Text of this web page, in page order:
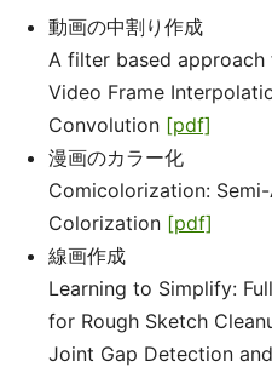
動画の中割り作成
A filter based approach
Video Frame
Convolution [pdf]
漫画のカラー化
Comicolorization:
Colorization [pdf]
線画作成
Learning to Simplify:
for Rough Sketch
Joint Gap Detection